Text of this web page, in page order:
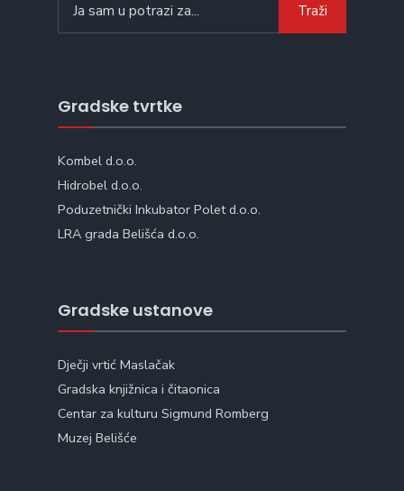
for:
Traži
Gradske tvrtke
Kombel d.o.o.
Hidrobel d.o.o.
Poduzetnički Inkubator Polet d.o.o.
LRA grada Belišća d.o.o.
Gradske ustanove
Dječji vrtić Maslačak
Gradska knjižnica i čitaonica
Centar za kulturu Sigmund Romberg
Muzej Belišće